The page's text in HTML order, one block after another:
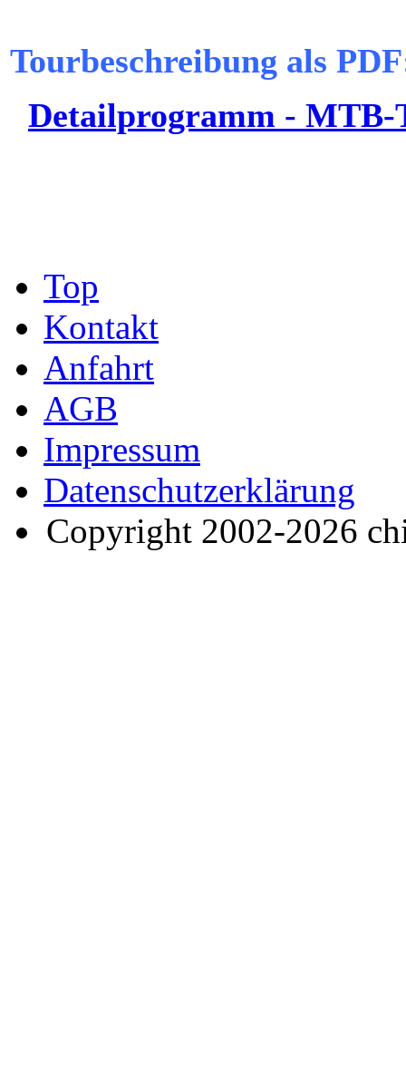
Tourbeschreibung als
Detailprogramm - MTB-
Top
Kontakt
Anfahrt
AGB
Impressum
Datenschutzerklärung
Copyright 2002-2026